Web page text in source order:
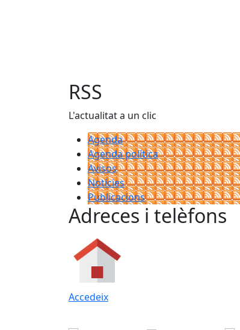
RSS
L'actualitat a un clic
Agenda
Agenda política
Avisos
Notícies
Publicacions
Adreces i telèfons
Accedeix